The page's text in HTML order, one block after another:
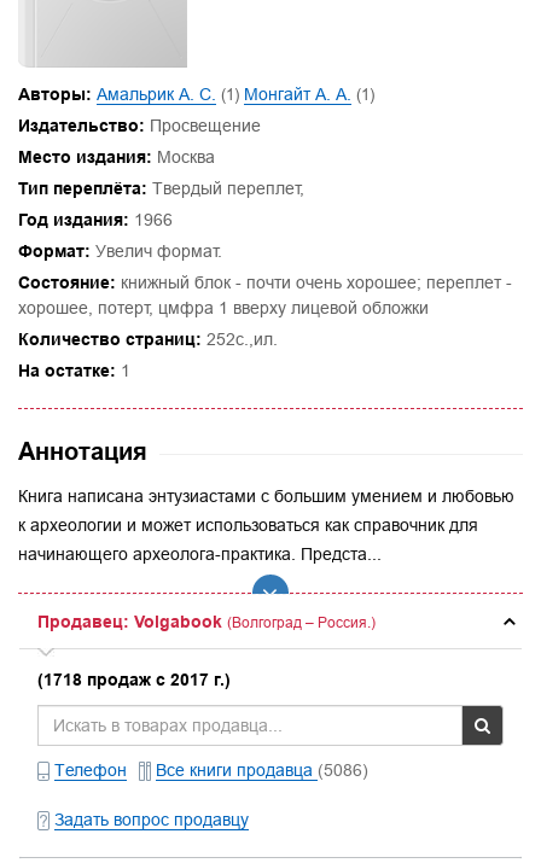
Авторы: Амальрик А. С. (1) Монгайт А. А. (1)
Издательство: Просвещение
Место издания: Москва
Тип переплёта: Твердый переплет,
Год издания: 1966
Формат: Увелич формат.
Состояние: книжный блок - почти очень хорошее; переплет -
хорошее, потерт, цмфра 1 вверху лицевой обложки
Количество страниц: 252с.,ил.
На остатке: 1
Аннотация
Книга написана энтузиастами с большим умением и любовью
к археологии и может использоваться как справочник для
начинающего археолога-практика. Предста...
Продавец: Volgabook (Волгоград – Россия.)
(1718 продаж с 2017 г.)
Телефон Все книги продавца (5086)
Задать вопрос продавцу